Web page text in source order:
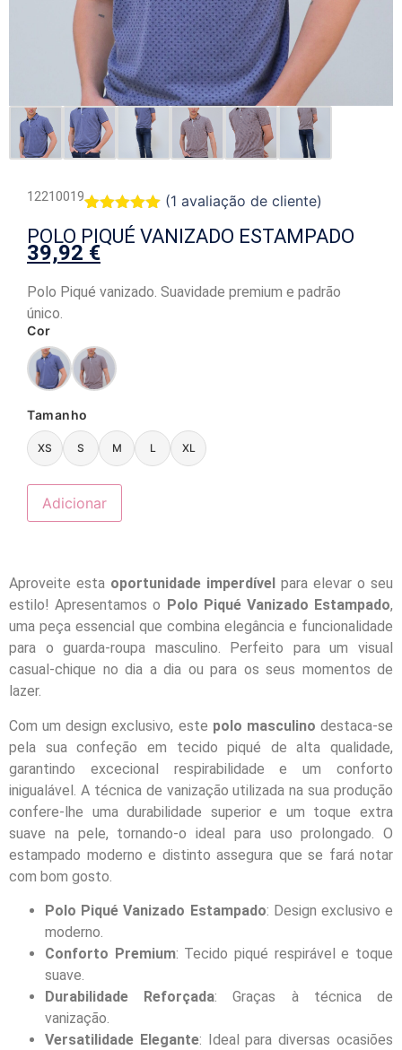
12210019
Classificado
com 5.00
em 5 com
base em
de cliente
(1 avaliação de cliente)
POLO PIQUÉ VANIZADO ESTAMPADO
39,92 €
Polo Piqué vanizado. Suavidade premium e padrão
único.
Cor
Tamanho
XS S M L XL
Adicionar
Aproveite esta oportunidade imperdível para elevar o seu
estilo! Apresentamos o Polo Piqué Vanizado Estampado,
uma peça essencial que combina elegância e funcionalidade
para o guarda-roupa masculino. Perfeito para um visual
casual-chique no dia a dia ou para os seus momentos de
lazer.
Com um design exclusivo, este polo masculino destaca-se
pela sua confeção em tecido piqué de alta qualidade,
garantindo excecional respirabilidade e um conforto
inigualável. A técnica de vanização utilizada na sua produção
confere-lhe uma durabilidade superior e um toque extra
suave na pele, tornando-o ideal para uso prolongado. O
estampado moderno e distinto assegura que se fará notar
com bom gosto.
Polo Piqué Vanizado Estampado: Design exclusivo e
moderno.
Conforto Premium: Tecido piqué respirável e toque
suave.
Durabilidade Reforçada: Graças à técnica de
vanização.
Versatilidade Elegante: Ideal para diversas ocasiões